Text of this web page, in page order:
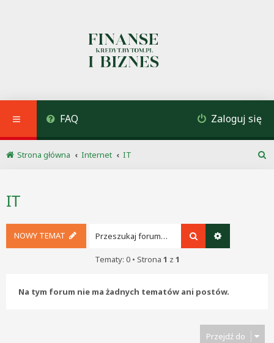
FAQ Zaloguj się
Strona główna Internet
IT
IT
NOWY TEMAT Szukaj
Tematy: 0 • Strona 1 z 1
Na tym forum nie ma żadnych tematów ani postów.
Przejdź do